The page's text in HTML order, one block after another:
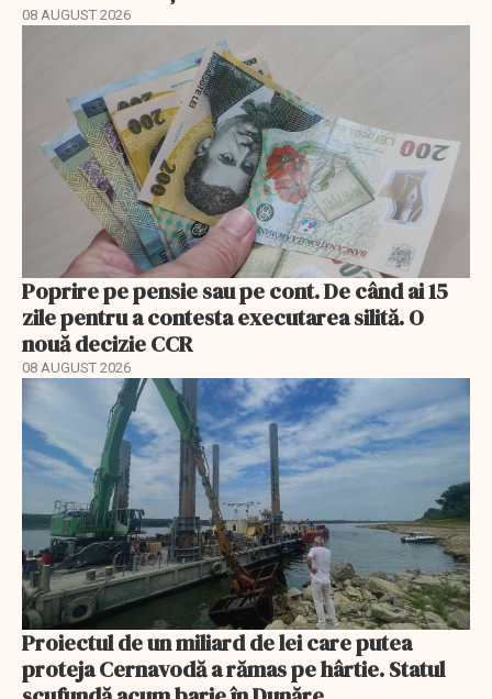
08 AUGUST 2026
Poprire pe pensie sau pe cont. De când ai 15
zile pentru a contesta executarea silită. O
nouă decizie CCR
08 AUGUST 2026
Proiectul de un miliard de lei care putea
proteja Cernavodă a rămas pe hârtie. Statul